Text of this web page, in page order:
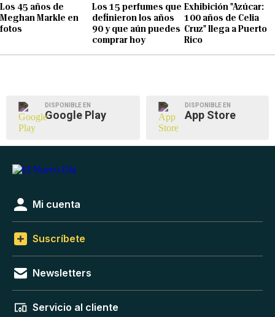
Los 45 años de
Meghan Markle en
fotos
Los 15 perfumes que
definieron los años
90 y que aún puedes
comprar hoy
Exhibición "Azúcar:
100 años de Celia
Cruz" llega a Puerto
Rico
DISPONIBLE EN
Google Play
DISPONIBLE EN
App Store
Mi cuenta
Suscríbete
Newsletters
Servicio al cliente